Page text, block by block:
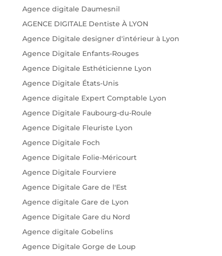
Agence digitale Daumesnil
AGENCE DIGITALE Dentiste À LYON
Agence Digitale designer d'intérieur à Lyon
Agence Digitale Enfants-Rouges
Agence Digitale Esthéticienne Lyon
Agence Digitale États-Unis
Agence digitale Expert Comptable Lyon
Agence Digitale Faubourg-du-Roule
Agence Digitale Fleuriste Lyon
Agence Digitale Foch
Agence Digitale Folie-Méricourt
Agence Digitale Fourviere
Agence Digitale Gare de l'Est
Agence digitale Gare de Lyon
Agence Digitale Gare du Nord
Agence digitale Gobelins
Agence Digitale Gorge de Loup